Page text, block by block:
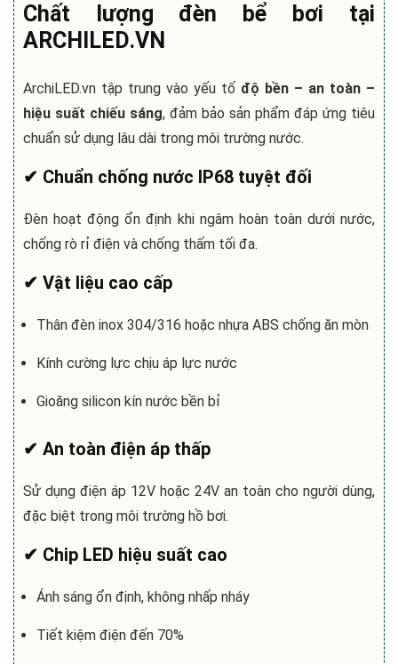
Chất lượng đèn bể bơi tại
ARCHILED.VN
ArchiLED.vn tập trung vào yếu tố độ bền – an toàn –
hiệu suất chiếu sáng, đảm bảo sản phẩm đáp ứng tiêu
chuẩn sử dụng lâu dài trong môi trường nước.
✔ Chuẩn chống nước IP68 tuyệt đối
Đèn hoạt động ổn định khi ngâm hoàn toàn dưới nước,
chống rò rỉ điện và chống thấm tối đa.
✔ Vật liệu cao cấp
Thân đèn inox 304/316 hoặc nhựa ABS chống ăn mòn
Kính cường lực chịu áp lực nước
Gioăng silicon kín nước bền bỉ
✔ An toàn điện áp thấp
Sử dụng điện áp 12V hoặc 24V an toàn cho người dùng,
đặc biệt trong môi trường hồ bơi.
✔ Chip LED hiệu suất cao
Ánh sáng ổn định, không nhấp nháy
Tiết kiệm điện đến 70%